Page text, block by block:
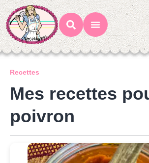
Recettes
Mes recettes
poivron